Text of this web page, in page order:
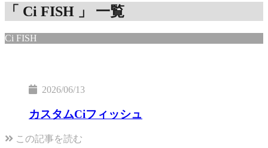
「 Ci FISH 」 一覧
Ci FISH
2026/06/13
カスタムCiフィッシュ
この記事を読む